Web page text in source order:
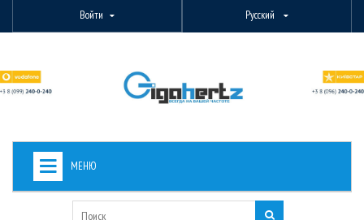
Войти Русский
МЕНЮ